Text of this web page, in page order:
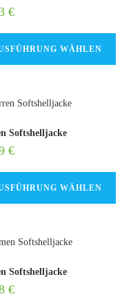
€
WÄHLEN
Softshelljacke
€
WÄHLEN
Softshelljacke
€